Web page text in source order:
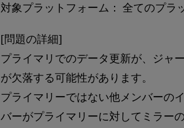
対象プラットフォーム： 全てのプラ
[問題の詳細]
プライマリでのデータ更新が、ジャ
が欠落する可能性があります。
プライマリーではない他メンバーの
バーがプライマリーに対してミラー